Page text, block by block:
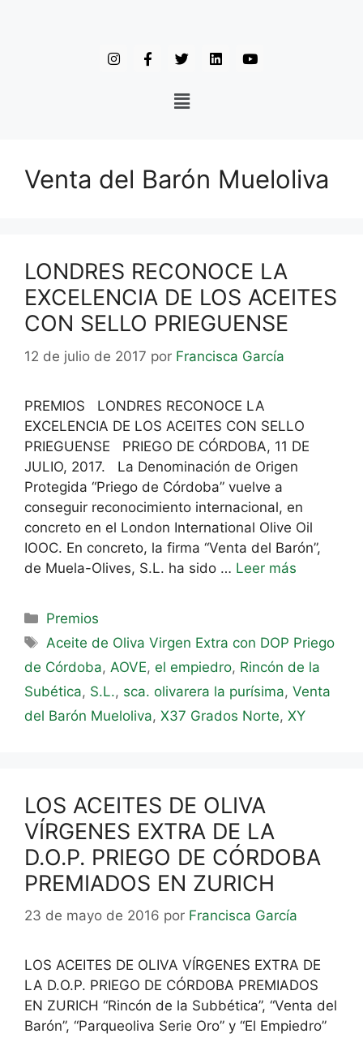
Venta del Barón Mueloliva
LONDRES RECONOCE LA
EXCELENCIA DE LOS ACEITES
CON SELLO PRIEGUENSE
12 de julio de 2017 por Francisca García
PREMIOS LONDRES RECONOCE LA
EXCELENCIA DE LOS ACEITES CON SELLO
PRIEGUENSE PRIEGO DE CÓRDOBA, 11 DE
JULIO, 2017. La Denominación de Origen
Protegida “Priego de Córdoba” vuelve a
conseguir reconocimiento internacional, en
concreto en el London International Olive Oil
IOOC. En concreto, la firma “Venta del Barón”,
de Muela-Olives, S.L. ha sido … Leer más
Premios
Aceite de Oliva Virgen Extra con DOP Priego
de Córdoba, AOVE, el empiedro, Rincón de la
Subética, S.L., sca. olivarera la purísima, Venta
del Barón Mueloliva, X37 Grados Norte, XY
LOS ACEITES DE OLIVA
VÍRGENES EXTRA DE LA
D.O.P. PRIEGO DE CÓRDOBA
PREMIADOS EN ZURICH
23 de mayo de 2016 por Francisca García
LOS ACEITES DE OLIVA VÍRGENES EXTRA DE
LA D.O.P. PRIEGO DE CÓRDOBA PREMIADOS
EN ZURICH “Rincón de la Subbética”, “Venta del
Barón”, “Parqueoliva Serie Oro” y “El Empiedro”